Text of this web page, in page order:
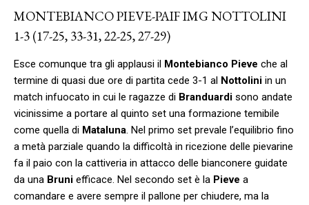
MONTEBIANCO PIEVE-PAIF IMG NOTTOLINI
1-3 (17-25, 33-31, 22-25, 27-29)
Esce comunque tra gli applausi il Montebianco Pieve che al
termine di quasi due ore di partita cede 3-1 al Nottolini in un
match infuocato in cui le ragazze di Branduardi sono andate
vicinissime a portare al quinto set una formazione temibile
come quella di Mataluna. Nel primo set prevale l’equilibrio fino
a metà parziale quando la difficoltà in ricezione delle pievarine
fa il paio con la cattiveria in attacco delle bianconere guidate
da una Bruni efficace. Nel secondo set è la Pieve a
comandare e avere sempre il pallone per chiudere, ma la